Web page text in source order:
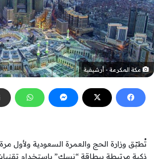
مكة المكرمة - أرشيفية
تُطبّق وزارة الحج والعمرة السعودية ولأول
ذكية مرتبطة ببطاقة “نسك” باستخدام